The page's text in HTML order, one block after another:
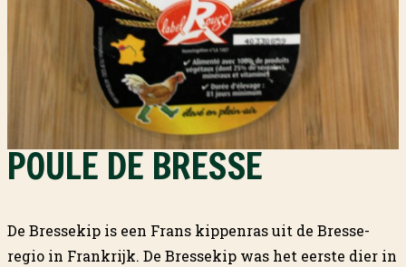
POULE DE BRESSE
De Bressekip is een Frans kippenras uit de Bresse-
regio in Frankrijk. De Bressekip was het eerste dier in